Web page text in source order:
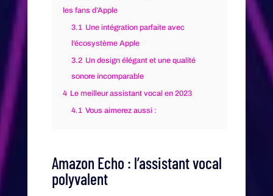
les fans d’Apple
3.1 Une intégration parfaite avec
l’écosystème Apple
3.2 Un design élégant et une qualité
sonore incomparable
4 Le meilleur assistant vocal en 2023
4.1 Vous aimerez aussi :
Amazon Echo : l’assistant vocal
polyvalent